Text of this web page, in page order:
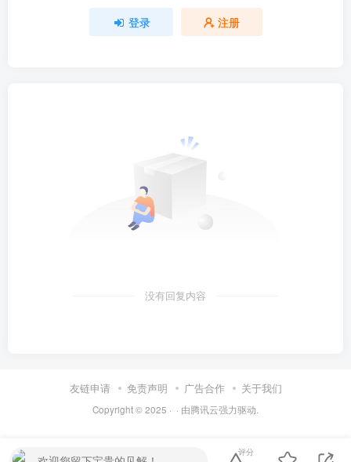
登录 注册
没有回复内容
友链申请 免责声明 广告合作 关于我们
Copyright © 2025 · · 由腾讯云强力驱动.
评分